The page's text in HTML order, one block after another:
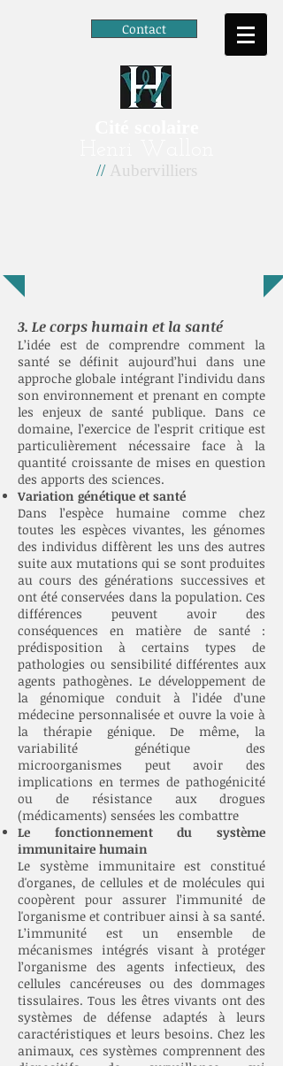
Contact
//Aubervilliers
3. Le corps humain et la santé
L’idée est de comprendre comment la
santé se définit aujourd’hui dans une
approche globale intégrant l’individu dans
son environnement et prenant en compte
les enjeux de santé publique. Dans ce
domaine, l’exercice de l’esprit critique est
particulièrement nécessaire face à la
quantité croissante de mises en question
des apports des sciences.
Variation génétique et santé
Dans l’espèce humaine comme chez
toutes les espèces vivantes, les génomes
des individus diffèrent les uns des autres
suite aux mutations qui se sont produites
au cours des générations successives et
ont été conservées dans la population. Ces
différences peuvent avoir des
conséquences en matière de santé :
prédisposition à certains types de
pathologies ou sensibilité différentes aux
agents pathogènes. Le développement de
la génomique conduit à l’idée d’une
médecine personnalisée et ouvre la voie à
la thérapie génique. De même, la
variabilité génétique des
microorganismes peut avoir des
implications en termes de pathogénicité
ou de résistance aux drogues
(médicaments) sensées les combattre
Le fonctionnement du système
immunitaire humain
Le système immunitaire est constitué
d'organes, de cellules et de molécules qui
coopèrent pour assurer l’immunité de
l'organisme et contribuer ainsi à sa santé.
L’immunité est un ensemble de
mécanismes intégrés visant à protéger
l’organisme des agents infectieux, des
cellules cancéreuses ou des dommages
tissulaires. Tous les êtres vivants ont des
systèmes de défense adaptés à leurs
caractéristiques et leurs besoins. Chez les
animaux, ces systèmes comprennent des